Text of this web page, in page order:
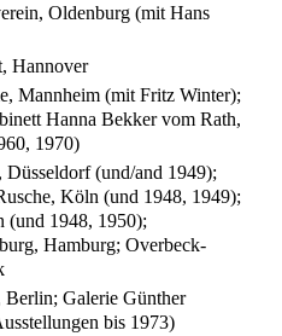
Oldenburg (mit Hans
Hannover
Mannheim (mit Fritz Winter);
Hanna Bekker vom Rath,
1970)
(und/and 1949);
Köln (und 1948, 1949);
(und 1948, 1950);
Hamburg; Overbeck-
Berlin; Galerie Günther
bis 1973)